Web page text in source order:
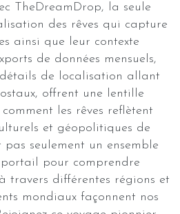
TheDreamDrop, la seule
des rêves qui capture
ainsi que leur contexte
de données mensuels,
de localisation allant
offrent une lentille
les rêves reflètent
et géopolitiques de
pas seulement un ensemble
portail pour comprendre
travers différentes régions et
mondiaux façonnent nos